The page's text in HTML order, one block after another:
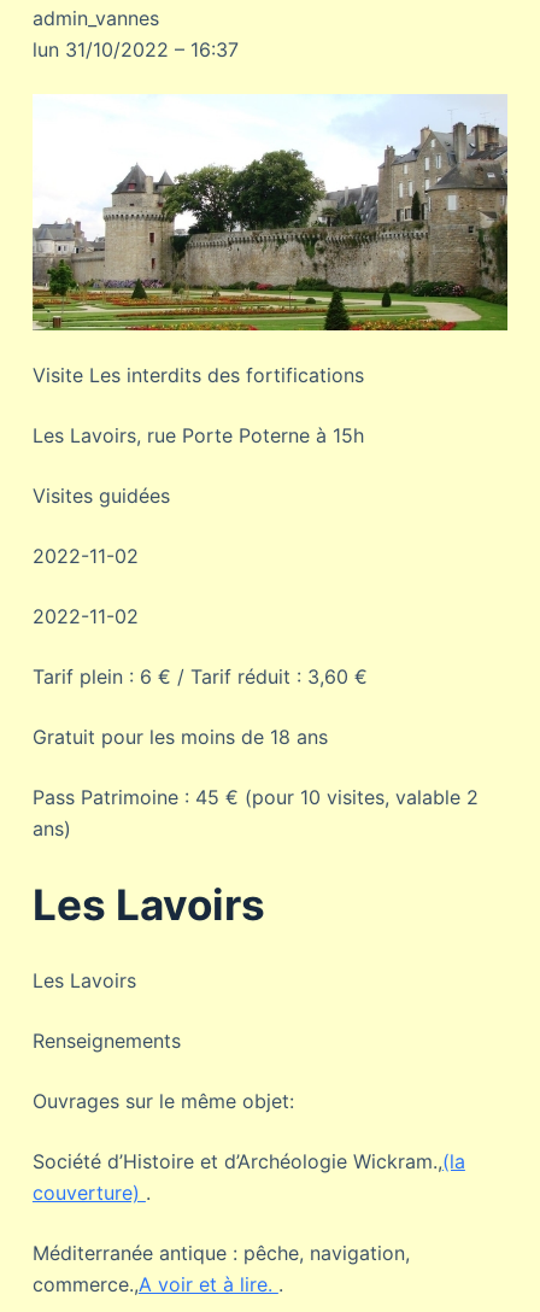
admin_vannes
lun 31/10/2022 – 16:37
Visite Les interdits des fortifications
Les Lavoirs, rue Porte Poterne à 15h
Visites guidées
2022-11-02
2022-11-02
Tarif plein : 6 € / Tarif réduit : 3,60 €
Gratuit pour les moins de 18 ans
Pass Patrimoine : 45 € (pour 10 visites, valable 2
ans)
Les Lavoirs
Les Lavoirs
Renseignements
Ouvrages sur le même objet:
Société d’Histoire et d’Archéologie Wickram.,(la
couverture) .
Méditerranée antique : pêche, navigation,
commerce.,A voir et à lire. .